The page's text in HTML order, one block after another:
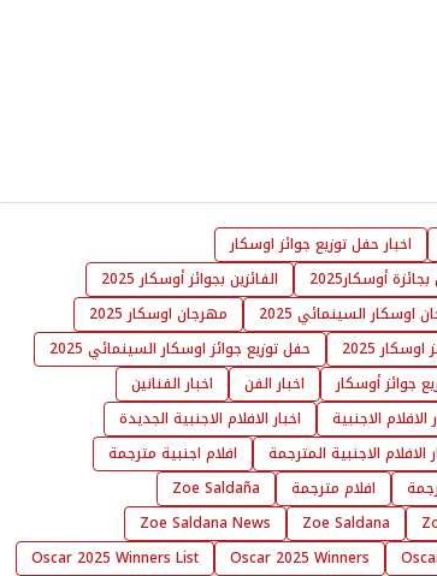
اخبار حفل توزيع جوائز اوسكار
أوسكار2025
الفائزين بجوائز أوسكار 2025
اوسكار السينمائي 2025
مهرجان اوسكار 2025
2025
حفل توزيع جوائز اوسكار السينمائي 2025
جوائز أوسكار
اخبار الفن
اخبار الفنانين
الافلام الاجنبية
اخبار الافلام الاجنبية الجديدة
الافلام الاجنبية المترجمة
افلام اجنبية مترجمة
افلام مترجمة
Zoe Saldaña
Zoe Saldana
Zoe Saldana News
Oscar 2025 Winners
Oscar 2025 Winners List